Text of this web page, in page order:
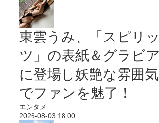
東雲うみ、「スピリッ
ツ」の表紙＆グラビア
に登場し妖艶な雰囲気
でファンを魅了！
エンタメ
2026-08-03 18:00